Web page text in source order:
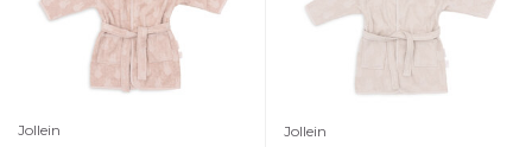
Jollein Jollein